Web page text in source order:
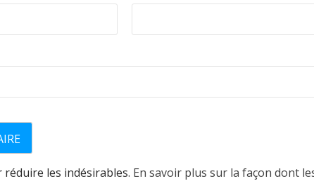
les indésirables. En savoir plus sur la façon dont